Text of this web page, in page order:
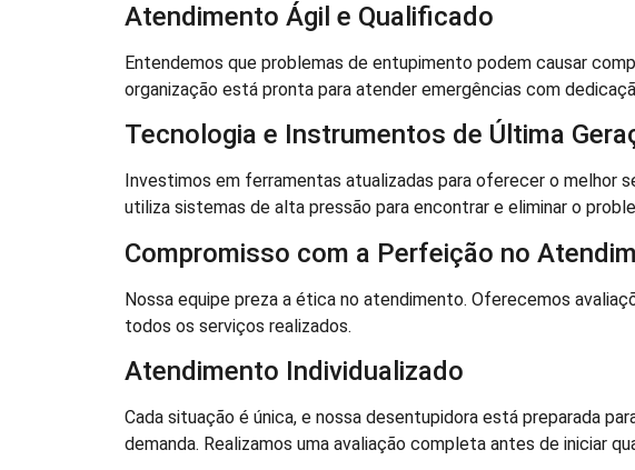
Atendimento Ágil e Qualificado
Entendemos que problemas de entupimento podem causar
organização está pronta para atender emergências com
Tecnologia e Instrumentos de Última
Investimos em ferramentas atualizadas para oferecer o melhor
utiliza sistemas de alta pressão para encontrar e eliminar o
Compromisso com a Perfeição no
Nossa equipe preza a ética no atendimento. Oferecemos
todos os serviços realizados.
Atendimento Individualizado
Cada situação é única, e nossa desentupidora está preparada
demanda. Realizamos uma avaliação completa antes de iniciar